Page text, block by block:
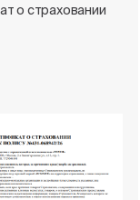
о страховании